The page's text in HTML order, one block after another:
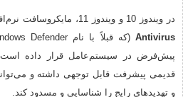
در ویندوز 10 و ویندوز 11، مایکروسافت نرم‌افزار امنیتی
Antivirus
پیش‌فرض در سیستم‌عامل قرار داده
قدیمی پیشرفت قابل توجهی داشته و
و تهدیدهای رایج را شناسایی و مسدود کند.